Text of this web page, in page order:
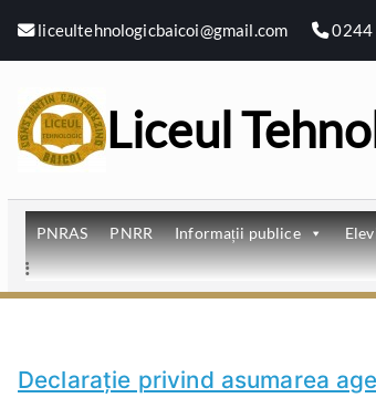
liceultehnologicbaicoi@gmail.com 0244
Liceul
PNRAS PNRR Informații publice
Declarație privind asumarea